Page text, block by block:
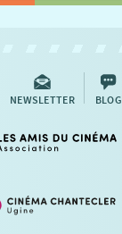
NEWSLETTER BLOG